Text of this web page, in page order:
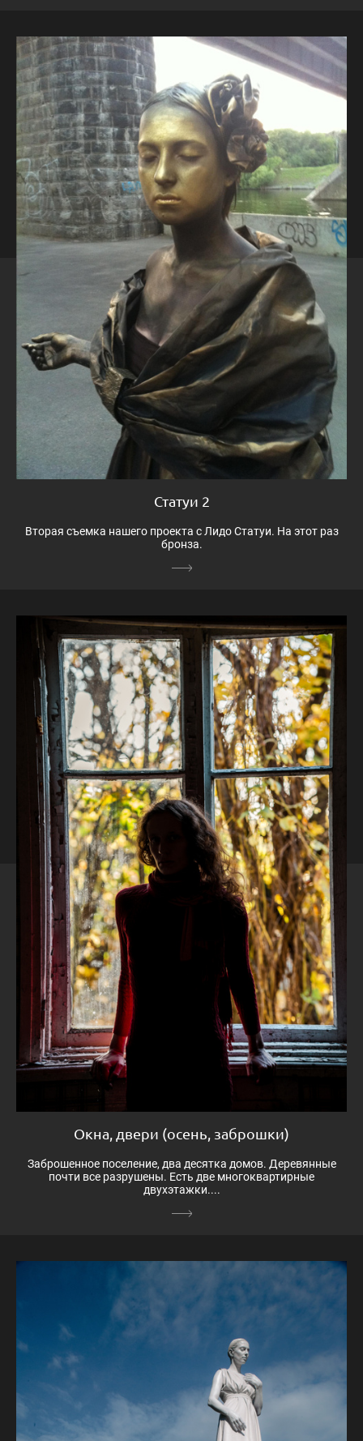
Статуи 2
Вторая съемка нашего проекта с Лидо Статуи. На этот раз
бронза.
Окна, двери (осень, заброшки)
Заброшенное поселение, два десятка домов. Деревянные
почти все разрушены. Есть две многоквартирные
двухэтажки....